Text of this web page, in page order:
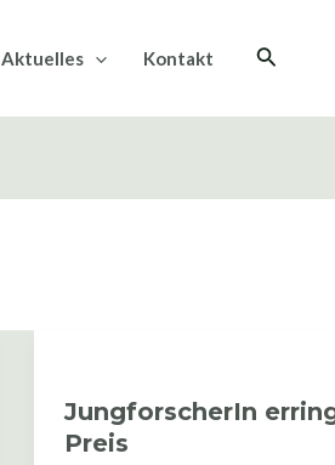
Aktuelles Kontakt Suche
JungforscherIn
Preis
3.
Preis